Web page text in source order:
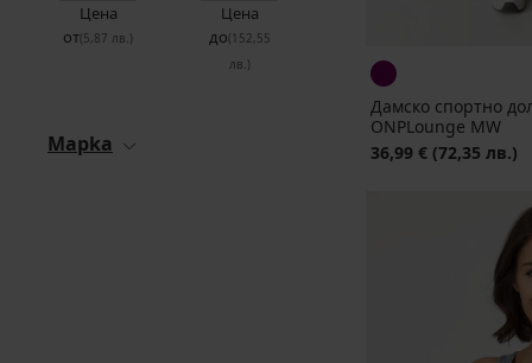
Цена
от(5,87 лв.)
Цена
до(152,55
лв.)
Mapka
Дамско спортно
ONPLounge MW
36,99 € (72,35 лв.)